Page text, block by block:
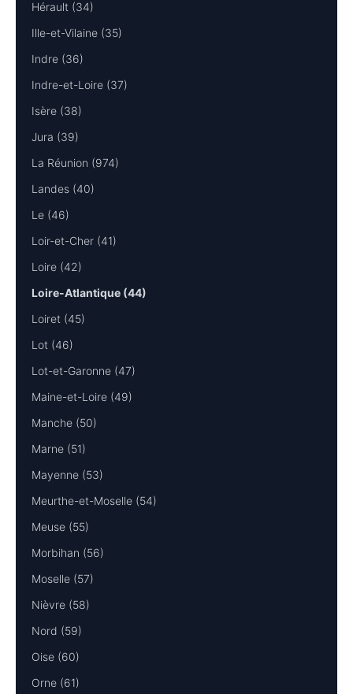
Hérault (34)
Ille-et-Vilaine (35)
Indre (36)
Indre-et-Loire (37)
Isère (38)
Jura (39)
La Réunion (974)
Landes (40)
Le (46)
Loir-et-Cher (41)
Loire (42)
Loire-Atlantique (44)
Loiret (45)
Lot (46)
Lot-et-Garonne (47)
Maine-et-Loire (49)
Manche (50)
Marne (51)
Mayenne (53)
Meurthe-et-Moselle (54)
Meuse (55)
Morbihan (56)
Moselle (57)
Nièvre (58)
Nord (59)
Oise (60)
Orne (61)